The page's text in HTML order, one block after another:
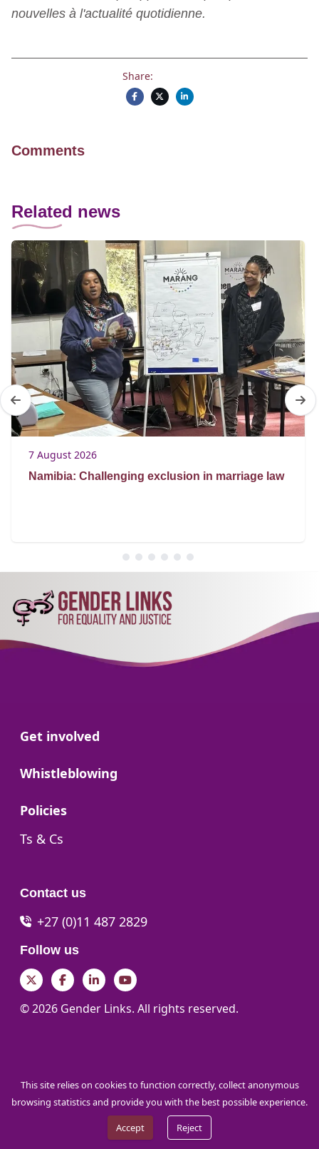
nouvelles à l'actualité quotidienne.
Share:
Comments
Related news
7 August 2026
Namibia: Challenging exclusion in marriage law
Go to:
Get involved
Go to:
Whistleblowing
Go to:
Policies
Go to:
Ts & Cs
Contact us
+27 (0)11 487 2829
Follow us
TwitterFacebookLinkedInYouTube
© 2026 Gender Links. All rights reserved.
This site relies on cookies to function correctly, collect anonymous
browsing statistics and provide you with the best possible experience.
Accept
Reject